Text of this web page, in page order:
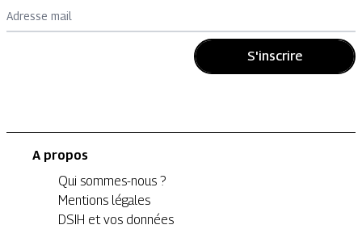
Adresse mail
S'inscrire
A propos
Qui sommes-nous ?
Mentions légales
DSIH et vos données